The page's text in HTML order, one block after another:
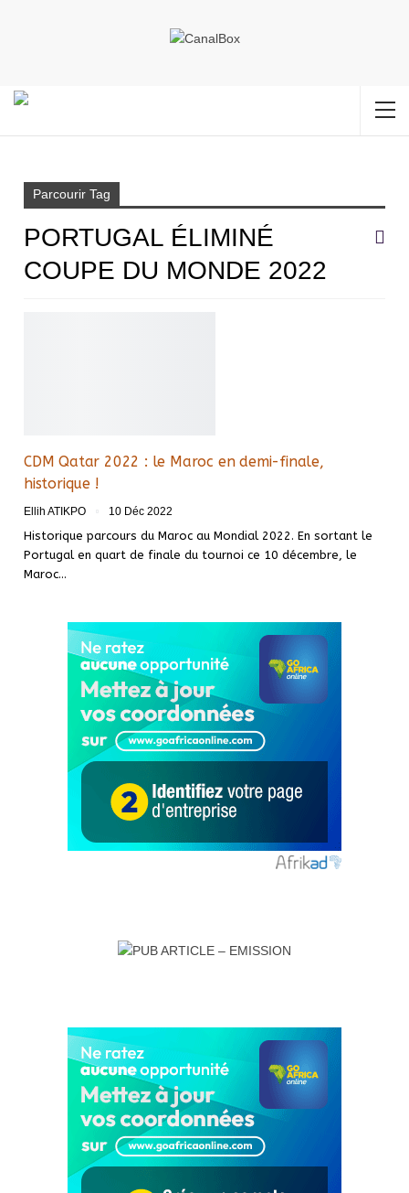
Parcourir Tag
PORTUGAL ÉLIMINÉ
COUPE DU MONDE 2022
CDM Qatar 2022 : le Maroc en demi-finale,
historique !
Ellih ATIKPO 10 Déc 2022
Historique parcours du Maroc au Mondial 2022. En sortant le
Portugal en quart de finale du tournoi ce 10 décembre, le
Maroc…